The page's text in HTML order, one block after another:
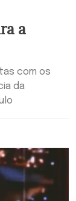
a
com os
da